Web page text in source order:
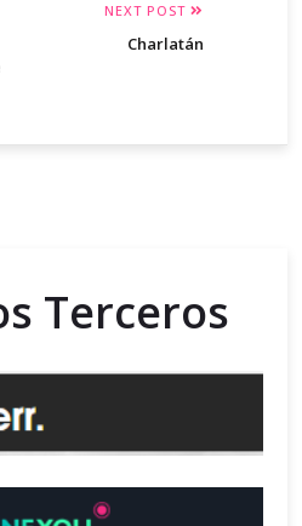
NEXT POST
Charlatán
Terceros